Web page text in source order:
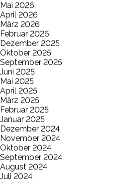
Mai 2026
April 2026
März 2026
Februar 2026
Dezember 2025
Oktober 2025
September 2025
Juni 2025
Mai 2025
April 2025
März 2025
Februar 2025
Januar 2025
Dezember 2024
November 2024
Oktober 2024
September 2024
August 2024
Juli 2024